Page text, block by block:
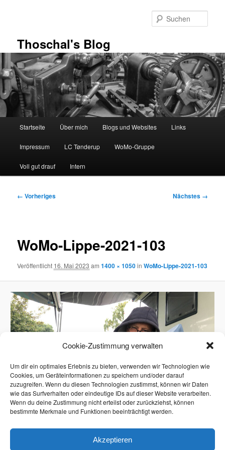
Cookie-Zustimmung verwalten
Um dir ein optimales Erlebnis zu bieten, verwenden wir Technologien wie
Cookies, um Geräteinformationen zu speichern und/oder darauf
zuzugreifen. Wenn du diesen Technologien zustimmst, können wir Daten
wie das Surfverhalten oder eindeutige IDs auf dieser Website verarbeiten.
Wenn du deine Zustimmung nicht erteilst oder zurückziehst, können
bestimmte Merkmale und Funktionen beeinträchtigt werden.
Akzeptieren
Thoschal's Blog
Startseite Über mich Blogs und Websites Links
Impressum LC Tønderup WoMo-Gruppe
Voll gut drauf Intern
Bilder-
← Vorheriges Nächstes →
WoMo-Lippe-2021-103
Veröffentlicht 16. Mai 2023 am1400 × 1050inWoMo-Lippe-2021-103